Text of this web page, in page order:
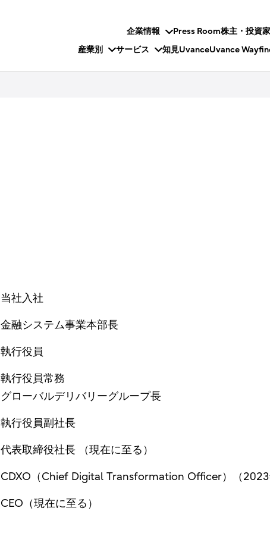
企業情報 Press Room株主・投資
産業別
サービス 知見UvanceUvance
当社入社
金融システム事業本部長
執行役員
執行役員常務
グローバルデリバリーグループ長
執行役員副社長
代表取締役社長 （現在に至る）
CDXO（Chief Digital Transformation Officer）（2023
CEO（現在に至る）